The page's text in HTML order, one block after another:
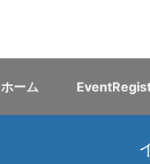
ホーム